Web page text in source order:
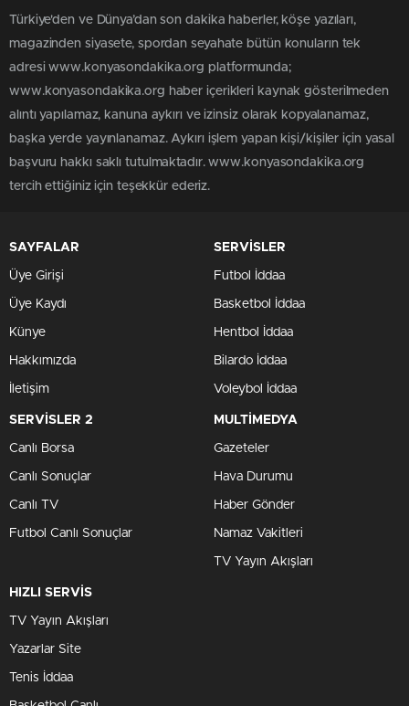
Türkiye'den ve Dünya’dan son dakika haberler, köşe yazıları,
magazinden siyasete, spordan seyahate bütün konuların tek
adresi www.konyasondakika.org platformunda;
www.konyasondakika.org haber içerikleri kaynak gösterilmeden
alıntı yapılamaz, kanuna aykırı ve izinsiz olarak kopyalanamaz,
başka yerde yayınlanamaz. Aykırı işlem yapan kişi/kişiler için yasal
başvuru hakkı saklı tutulmaktadır. www.konyasondakika.org
tercih ettiğiniz için teşekkür ederiz.
SAYFALAR
Üye Girişi
Üye Kaydı
Künye
Hakkımızda
İletişim
SERVİSLER
Futbol İddaa
Basketbol İddaa
Hentbol İddaa
Bilardo İddaa
Voleybol İddaa
SERVİSLER 2
Canlı Borsa
Canlı Sonuçlar
Canlı TV
Futbol Canlı Sonuçlar
MULTİMEDYA
Gazeteler
Hava Durumu
Haber Gönder
Namaz Vakitleri
TV Yayın Akışları
HIZLI SERVİS
TV Yayın Akışları
Yazarlar Site
Tenis İddaa